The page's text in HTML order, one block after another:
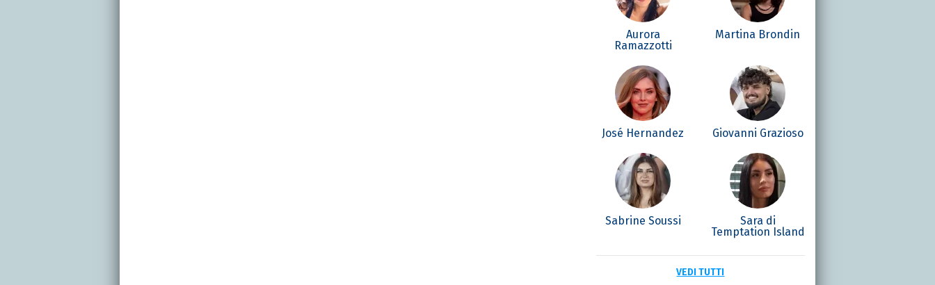
Aurora
Ramazzotti
Martina Brondin
José Hernandez Giovanni Grazioso
Sabrine Soussi
Sara di
Temptation Island
VEDI TUTTI